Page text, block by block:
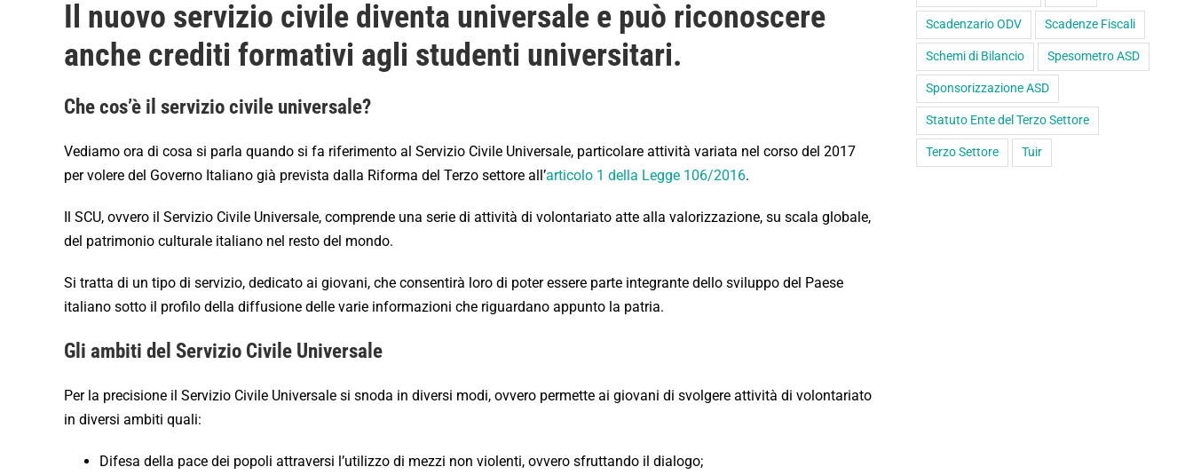
Il nuovo servizio civile diventa universale e può riconoscere
anche crediti formativi agli studenti universitari.
Che cos’è il servizio civile universale?
Vediamo ora di cosa si parla quando si fa riferimento al Servizio Civile Universale, particolare attività variata nel corso del 2017
per volere del Governo Italiano già prevista dalla Riforma del Terzo settore all’articolo 1 della Legge 106/2016.
Il SCU, ovvero il Servizio Civile Universale, comprende una serie di attività di volontariato atte alla valorizzazione, su scala globale,
del patrimonio culturale italiano nel resto del mondo.
Si tratta di un tipo di servizio, dedicato ai giovani, che consentirà loro di poter essere parte integrante dello sviluppo del Paese
italiano sotto il profilo della diffusione delle varie informazioni che riguardano appunto la patria.
Gli ambiti del Servizio Civile Universale
Per la precisione il Servizio Civile Universale si snoda in diversi modi, ovvero permette ai giovani di svolgere attività di volontariato
in diversi ambiti quali:
Difesa della pace dei popoli attraversi l’utilizzo di mezzi non violenti, ovvero sfruttando il dialogo;
Scadenzario ODV Scadenze Fiscali
Schemi di Bilancio Spesometro ASD
Sponsorizzazione ASD
Statuto Ente del Terzo Settore
Terzo Settore Tuir